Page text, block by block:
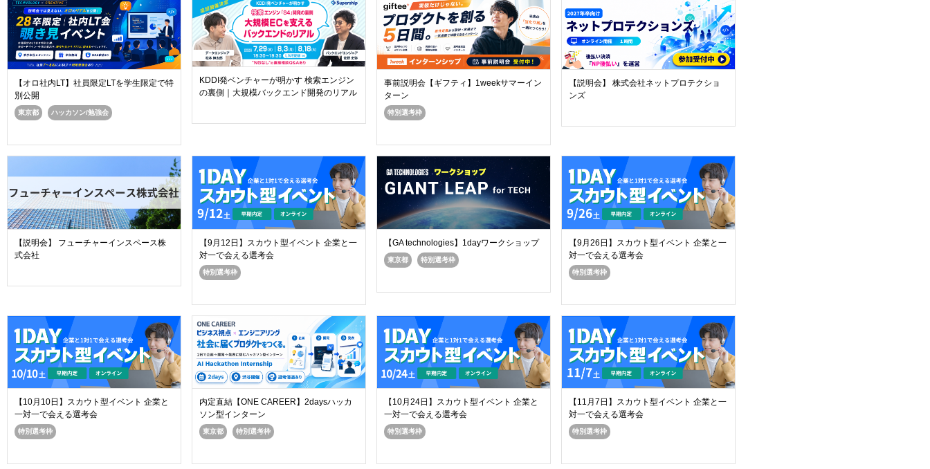
【オロ社内LT】社員限定LTを学生限定で特
別公開
東京都 ハッカソン/勉強会
KDDI発ベンチャーが明かす 検索エンジン
の裏側｜大規模バックエンド開発のリアル
事前説明会【ギフティ】1weekサマーイン
ターン
特別選考枠
【説明会】 株式会社ネットプロテクショ
ンズ
【説明会】 フューチャーインスペース株
式会社
【9月12日】スカウト型イベント 企業と一
対一で会える選考会
特別選考枠
【GA technologies】1dayワークショップ
東京都 特別選考枠
【9月26日】スカウト型イベント 企業と一
対一で会える選考会
特別選考枠
【10月10日】スカウト型イベント 企業と
一対一で会える選考会
特別選考枠
内定直結【ONE CAREER】2daysハッカ
ソン型インターン
東京都 特別選考枠
【10月24日】スカウト型イベント 企業と
一対一で会える選考会
特別選考枠
【11月7日】スカウト型イベント 企業と一
対一で会える選考会
特別選考枠